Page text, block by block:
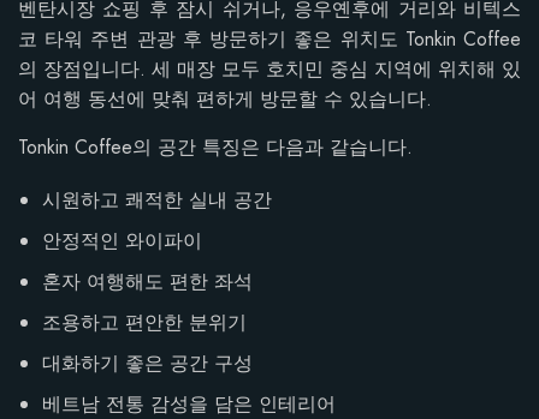
벤탄시장 쇼핑 후 잠시 쉬거나, 응우옌후에 거리와 비텍스
코 타워 주변 관광 후 방문하기 좋은 위치도 Tonkin Coffee
의 장점입니다. 세 매장 모두 호치민 중심 지역에 위치해 있
어 여행 동선에 맞춰 편하게 방문할 수 있습니다.
Tonkin Coffee의 공간 특징은 다음과 같습니다.
시원하고 쾌적한 실내 공간
안정적인 와이파이
혼자 여행해도 편한 좌석
조용하고 편안한 분위기
대화하기 좋은 공간 구성
베트남 전통 감성을 담은 인테리어